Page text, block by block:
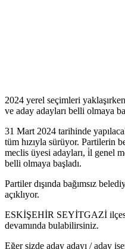
2024 yerel seçimleri
ve aday adayları belli olmaya
31 Mart 2024 tarihinde
tüm hızıyla sürüyor. Partilerin
meclis üyesi adayları, i̇l genel
belli olmaya başladı.
Partiler dışında bağımsız
açıklıyor.
ESKİŞEHİR SEYİTGAZİ ilçesi
devamında bulabilirsiniz.
Eğer sizde aday adayı / aday